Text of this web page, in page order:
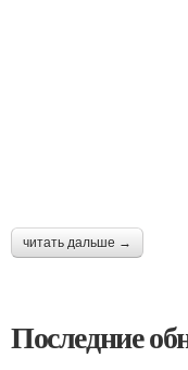
читать дальше →
Последние